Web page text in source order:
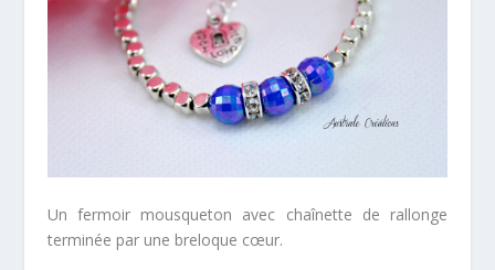
Un fermoir mousqueton avec chaînette de rallonge
terminée par une breloque cœur.